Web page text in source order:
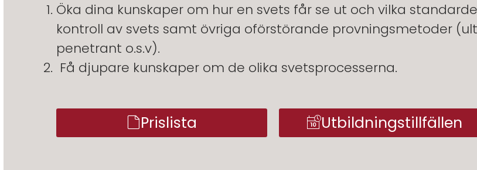
Öka dina kunskaper om hur en svets får se ut och vilka
kontroll av svets samt övriga oförstörande provningsmetoder
penetrant o.s.v).
Få djupare kunskaper om de olika svetsprocesserna.
Prislista Utbildningstillfällen